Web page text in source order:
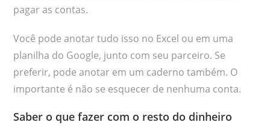
pagar as contas.
Você pode anotar tudo isso no Excel ou em uma
planilha do Google, junto com seu parceiro. Se
preferir, pode anotar em um caderno também. O
importante é não se esquecer de nenhuma conta.
Saber o que fazer com o resto do dinheiro